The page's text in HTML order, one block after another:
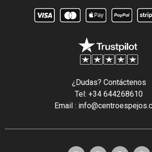
¿Dudas? Contáctenos
Tel: +34 644268610
Email :